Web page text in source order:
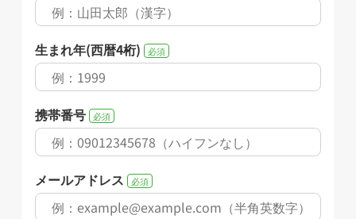
生まれ年(西暦4桁) 必須
携帯番号 必須
メールアドレス 必須